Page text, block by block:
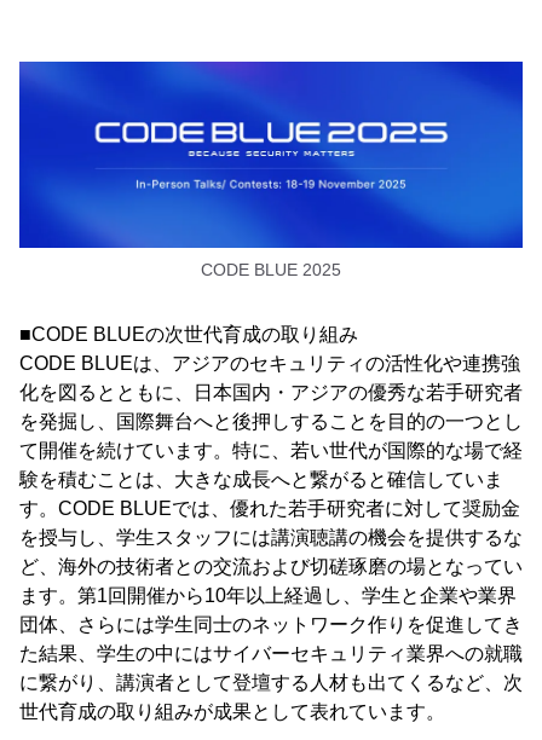
CODE BLUE 2025
■CODE BLUEの次世代育成の取り組み
CODE BLUEは、アジアのセキュリティの活性化や連携強
化を図るとともに、日本国内・アジアの優秀な若手研究者
を発掘し、国際舞台へと後押しすることを目的の一つとし
て開催を続けています。特に、若い世代が国際的な場で経
験を積むことは、大きな成長へと繋がると確信していま
す。CODE BLUEでは、優れた若手研究者に対して奨励金
を授与し、学生スタッフには講演聴講の機会を提供するな
ど、海外の技術者との交流および切磋琢磨の場となってい
ます。第1回開催から10年以上経過し、学生と企業や業界
団体、さらには学生同士のネットワーク作りを促進してき
た結果、学生の中にはサイバーセキュリティ業界への就職
に繋がり、講演者として登壇する人材も出てくるなど、次
世代育成の取り組みが成果として表れています。